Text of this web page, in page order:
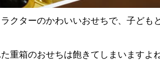
ラクターのかわいいおせちで、子ども
重箱のおせちは飽きてしまいますよ